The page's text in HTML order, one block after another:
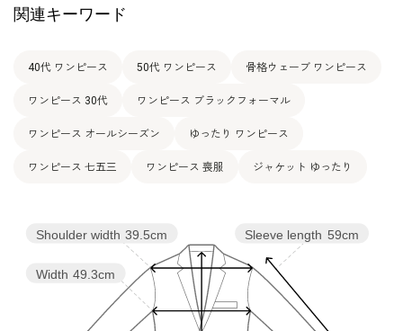
表地：トリアセテート72％ ポリエステル28％（エコ
日本製
両サイドポケット付き
関連キーワード
40代 ワンピース 50代 ワンピース 骨格ウェーブ ワンピース
ワンピース 30代 ワンピース ブラックフォーマル
ワンピース オールシーズン ゆったり ワンピース
ワンピース 七五三 ワンピース 喪服 ジャケット ゆったり
Sleeve length 59cm
Width 49.3cm
Shoulder width 39.5cm